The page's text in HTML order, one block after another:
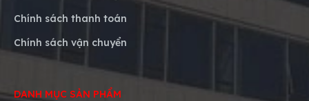
Chính sách thanh toán
Chính sách vận chuyển
DANH MỤC SẢN PHẨM